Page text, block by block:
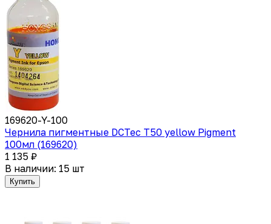
169620-Y-100
Чернила пигментные DCTec T50 yellow Pigment
100мл (169620)
1 135 ₽
В наличии: 15 шт
Купить